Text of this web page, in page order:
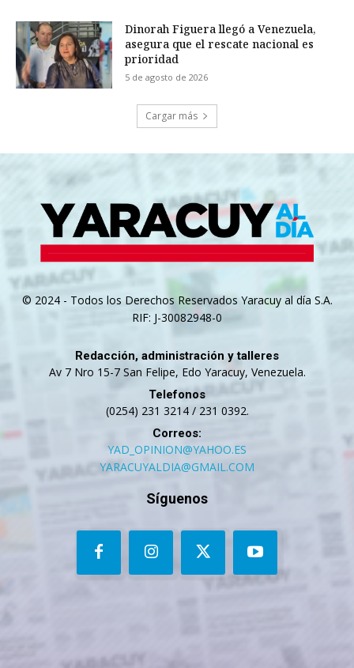
Dinorah Figuera llegó a Venezuela,
asegura que el rescate nacional es
prioridad
5 de agosto de 2026
Cargar más
© 2024 - Todos los Derechos Reservados Yaracuy al día S.A.
RIF: J-30082948-0
Redacción, administración y talleres
Av 7 Nro 15-7 San Felipe, Edo Yaracuy, Venezuela.
Telefonos
(0254) 231 3214 / 231 0392.
Correos:
YAD_OPINION@YAHOO.ES
YARACUYALDIA@GMAIL.COM
Síguenos